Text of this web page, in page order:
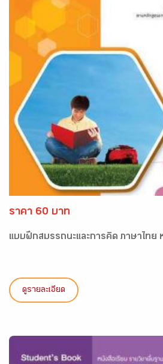
ราคา 60 บาท
แบบฝึกสมรรถนะและการคิด ภาษาไทย
ดูรายละเอียด